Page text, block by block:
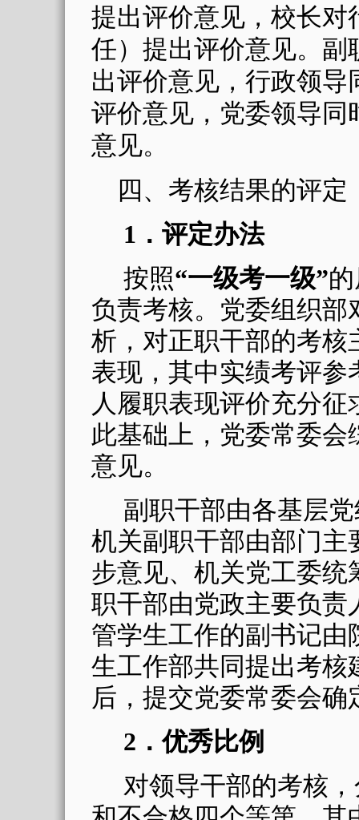
提出评价意见，校长对
任）提出评价意见。副
出评价意见，行政领
评价意见，党委领导同
意见。
四、考核结果的评定
1 ．评定办法
按照“一级考一级”
负责考核。党委组织部
析，对正职干部的考核
表现，其中实绩考评
人履职表现评价充分征
此基础上，党委常委
意见。
副职干部由各基层
机关副职干部由部门主
步意见、机关党工委
职干部由党政主要负责
管学生工作的副书记
生工作部共同提出考核
后，提交党委常委会确
2 ．优秀比例
对领导干部的考核